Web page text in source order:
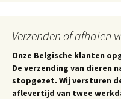
Verzenden of afhalen
Onze Belgische klanten
De verzending van dieren
stopgezet. Wij versturen
aflevertijd van twee